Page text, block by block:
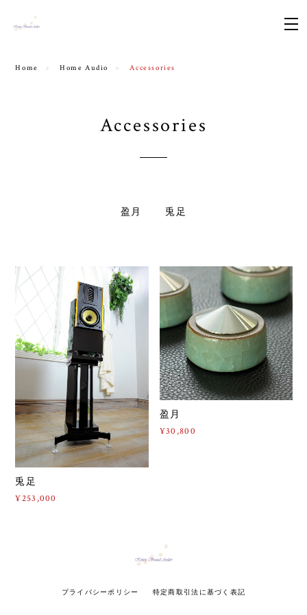
Home Home Audio Accessories
Accessories
盈月 兎足
兎足
¥253,000
盈月
¥30,800
プライバシーポリシー 特定商取引法に基づく表記